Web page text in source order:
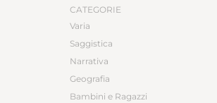
CATEGORIE
Varia
Saggistica
Narrativa
Geografia
Bambini e Ragazzi